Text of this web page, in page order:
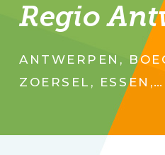
Regio
ANTWERPEN,
ZOERSEL, ESSEN,…